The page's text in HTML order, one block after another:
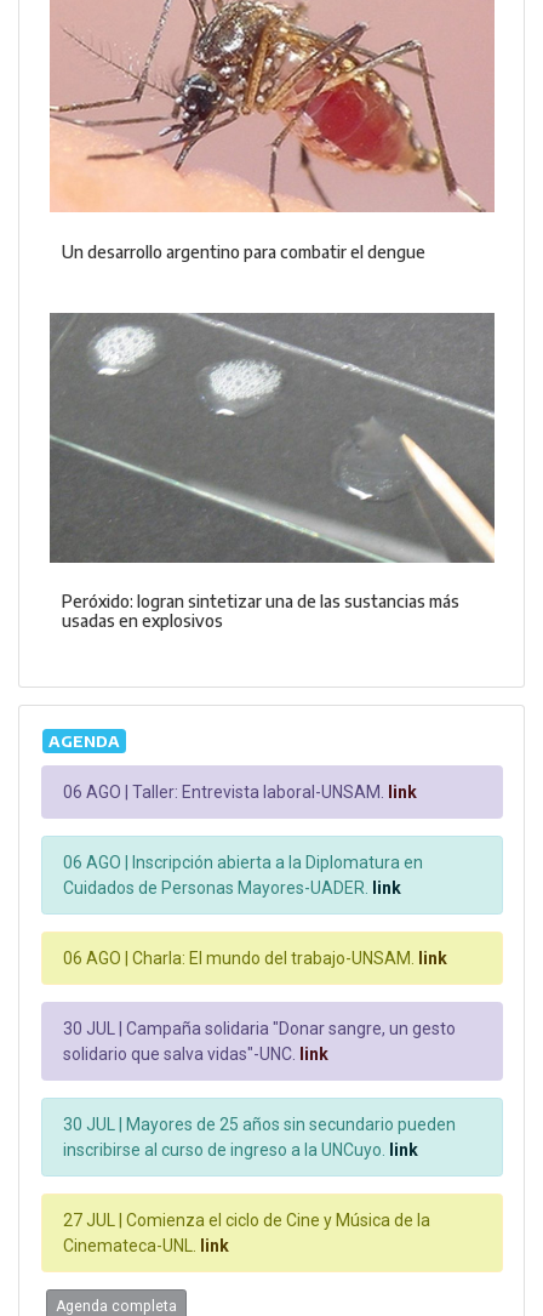
Un desarrollo argentino para combatir el dengue
Peróxido: logran sintetizar una de las sustancias más
usadas en explosivos
AGENDA
06 AGO | Taller: Entrevista laboral-UNSAM. link
06 AGO | Inscripción abierta a la Diplomatura en
Cuidados de Personas Mayores-UADER. link
06 AGO | Charla: El mundo del trabajo-UNSAM. link
30 JUL | Campaña solidaria "Donar sangre, un gesto
solidario que salva vidas"-UNC. link
30 JUL | Mayores de 25 años sin secundario pueden
inscribirse al curso de ingreso a la UNCuyo. link
27 JUL | Comienza el ciclo de Cine y Música de la
Cinemateca-UNL.
link
Agenda completa